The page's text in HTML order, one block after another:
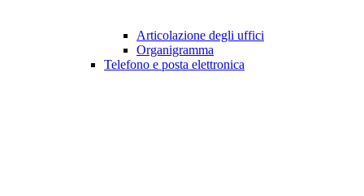
Articolazione degli uffici
Organigramma
Telefono e posta elettronica